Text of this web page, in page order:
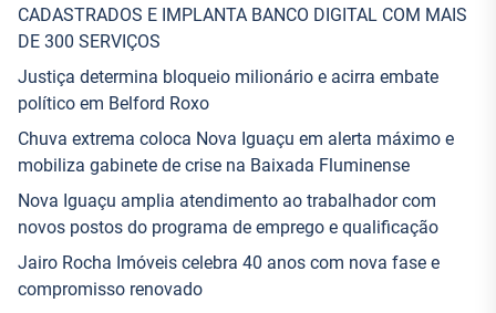
CADASTRADOS E IMPLANTA BANCO DIGITAL COM MAIS
DE 300 SERVIÇOS
Justiça determina bloqueio milionário e acirra embate
político em Belford Roxo
Chuva extrema coloca Nova Iguaçu em alerta máximo e
mobiliza gabinete de crise na Baixada Fluminense
Nova Iguaçu amplia atendimento ao trabalhador com
novos postos do programa de emprego e qualificação
Jairo Rocha Imóveis celebra 40 anos com nova fase e
compromisso renovado